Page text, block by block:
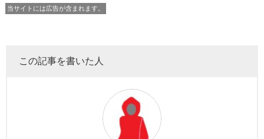
当サイトには広告が含まれます。
この記事を書いた人